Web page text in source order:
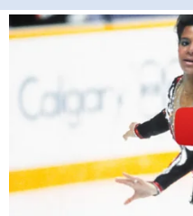
strukturu v
chladné sezóně
uzavřenou.